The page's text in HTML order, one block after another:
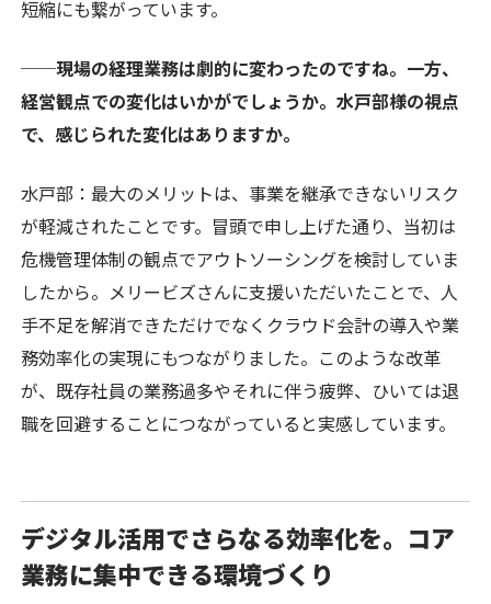
短縮にも繋がっています。
──現場の経理業務は劇的に変わったのですね。一方、
経営観点での変化はいかがでしょうか。水戸部様の視点
で、感じられた変化はありますか。
水戸部：最大のメリットは、事業を継承できないリスク
が軽減されたことです。冒頭で申し上げた通り、当初は
危機管理体制の観点でアウトソーシングを検討していま
したから。メリービズさんに支援いただいたことで、人
手不足を解消できただけでなくクラウド会計の導入や業
務効率化の実現にもつながりました。このような改革
が、既存社員の業務過多やそれに伴う疲弊、ひいては退
職を回避することにつながっていると実感しています。
デジタル活用でさらなる効率化を。コア
業務に集中できる環境づくり